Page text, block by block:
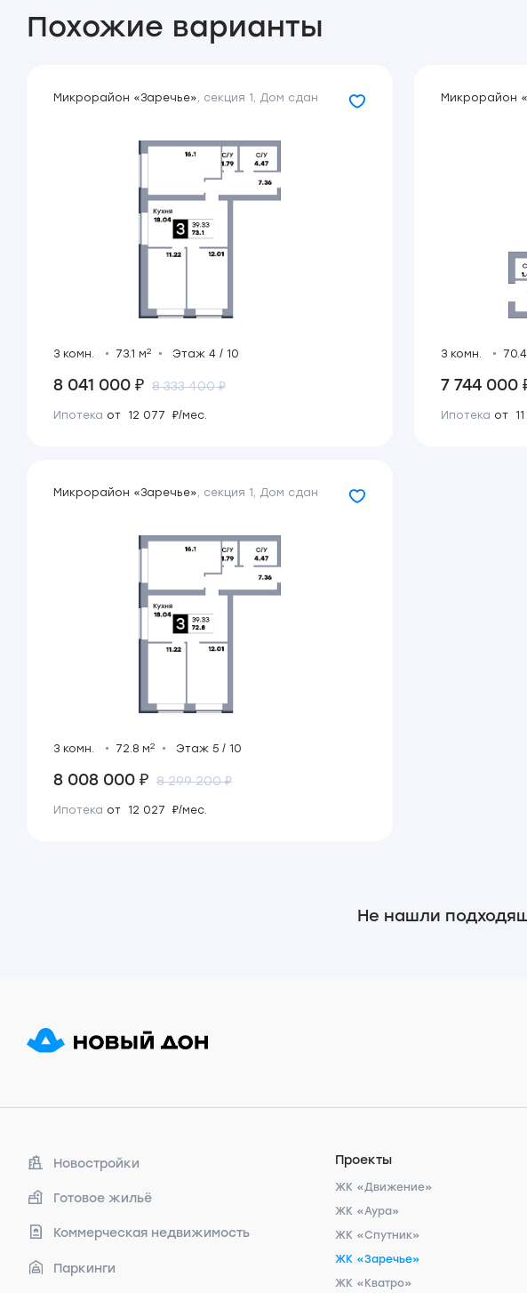
Похожие варианты
Микрорайон «Заречье», секция 1 , Дом сдан
3 комн. 73.1 м2 Этаж 4 / 10
8 041 000 ₽ 8 333 400 ₽
Ипотека от 12 077 ₽/мес.
Микрорайон
3 комн.
7 744 000
Ипотека от
Микрорайон «Заречье», секция 1 , Дом сдан
3 комн. 72.8 м2 Этаж 5 / 10
8 008 000 ₽ 8 299 200 ₽
Ипотека от 12 027 ₽/мес.
Не нашли
Новостройки
Готовое жильё
Коммерческая недвижимость
Паркинги
Проекты
ЖК «Движение»
ЖК «Аура»
ЖК «Спутник»
ЖК «Заречье»
ЖК «Кватро»